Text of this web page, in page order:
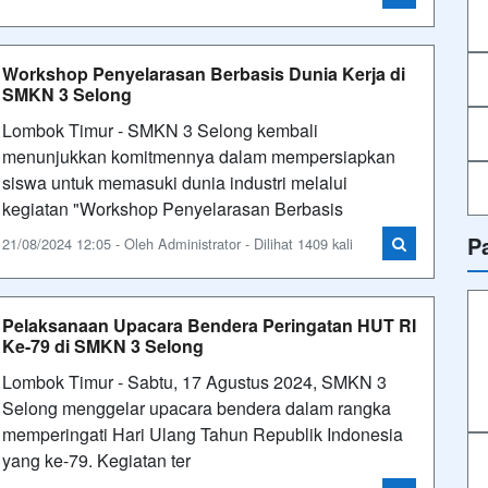
Workshop Penyelarasan Berbasis Dunia Kerja di
SMKN 3 Selong
Lombok Timur - SMKN 3 Selong kembali
menunjukkan komitmennya dalam mempersiapkan
siswa untuk memasuki dunia industri melalui
kegiatan "Workshop Penyelarasan Berbasis
21/08/2024 12:05 - Oleh Administrator - Dilihat 1409 kali
Pelaksanaan Upacara Bendera Peringatan HUT RI
Ke-79 di SMKN 3 Selong
Lombok Timur - Sabtu, 17 Agustus 2024, SMKN 3
Selong menggelar upacara bendera dalam rangka
memperingati Hari Ulang Tahun Republik Indonesia
yang ke-79. Kegiatan ter